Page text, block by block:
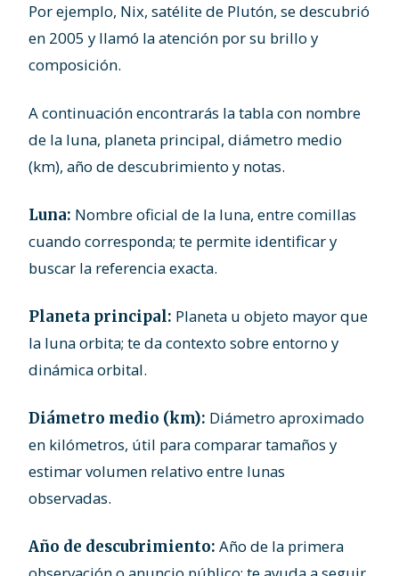
Por ejemplo, Nix, satélite de Plutón, se descubrió
en 2005 y llamó la atención por su brillo y
composición.
A continuación encontrarás la tabla con nombre
de la luna, planeta principal, diámetro medio
(km), año de descubrimiento y notas.
Luna: Nombre oficial de la luna, entre comillas
cuando corresponda; te permite identificar y
buscar la referencia exacta.
Planeta principal: Planeta u objeto mayor que
la luna orbita; te da contexto sobre entorno y
dinámica orbital.
Diámetro medio (km): Diámetro aproximado
en kilómetros, útil para comparar tamaños y
estimar volumen relativo entre lunas
observadas.
Año de descubrimiento: Año de la primera